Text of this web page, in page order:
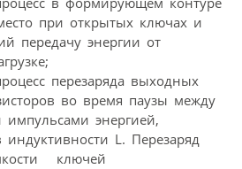
при открытых ключах и
передачу энергии от
перезаряда выходных
во время паузы между
энергией,
L. Перезаряд
ключей